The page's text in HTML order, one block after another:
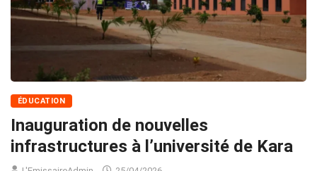
ÉDUCATION
Inauguration de nouvelles
infrastructures à l’université de Kara